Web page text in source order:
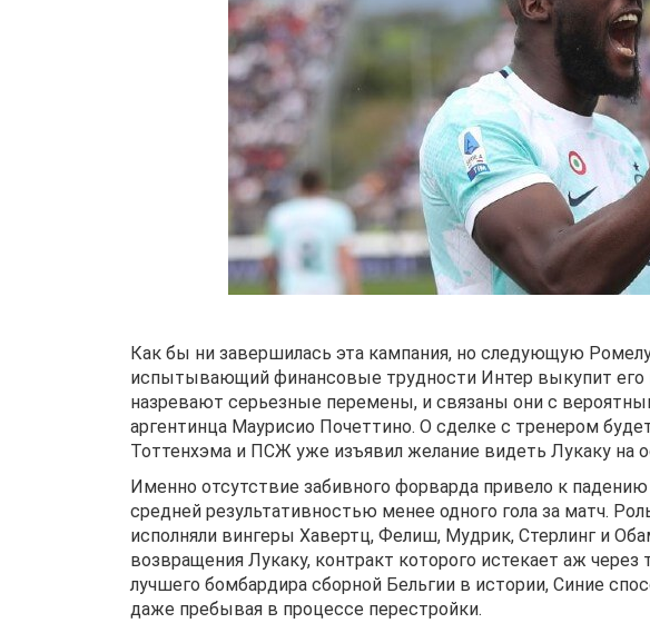
Как бы ни завершилась эта кампания, но следующую
испытывающий финансовые трудности Интер выкупит его
назревают серьезные перемены, и связаны они с
аргентинца Маурисио Почеттино. О сделке с тренером
Тоттенхэма и ПСЖ уже изъявил желание видеть Лукаку на
Именно отсутствие забивного форварда привело к
средней результативностью менее одного гола за матч.
исполняли вингеры Хавертц, Фелиш, Мудрик, Стерлинг и
возвращения Лукаку, контракт которого истекает аж через
лучшего бомбардира сборной Бельгии в истории, Синие
даже пребывая в процессе перестройки.